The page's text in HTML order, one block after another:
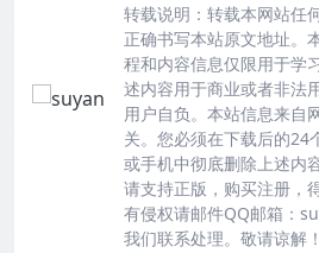
转载说明： 转载本网站任
正确书写本站原文地址。
程和内容信息仅限用于学
述内容用于商业或者非法
用户自负。本站信息来自
关。您必须在下载后的24
或手机中彻底删除上述内
请支持正版，购买注册，
有侵权请邮件QQ邮箱：
我们联系处理。敬请谅解！